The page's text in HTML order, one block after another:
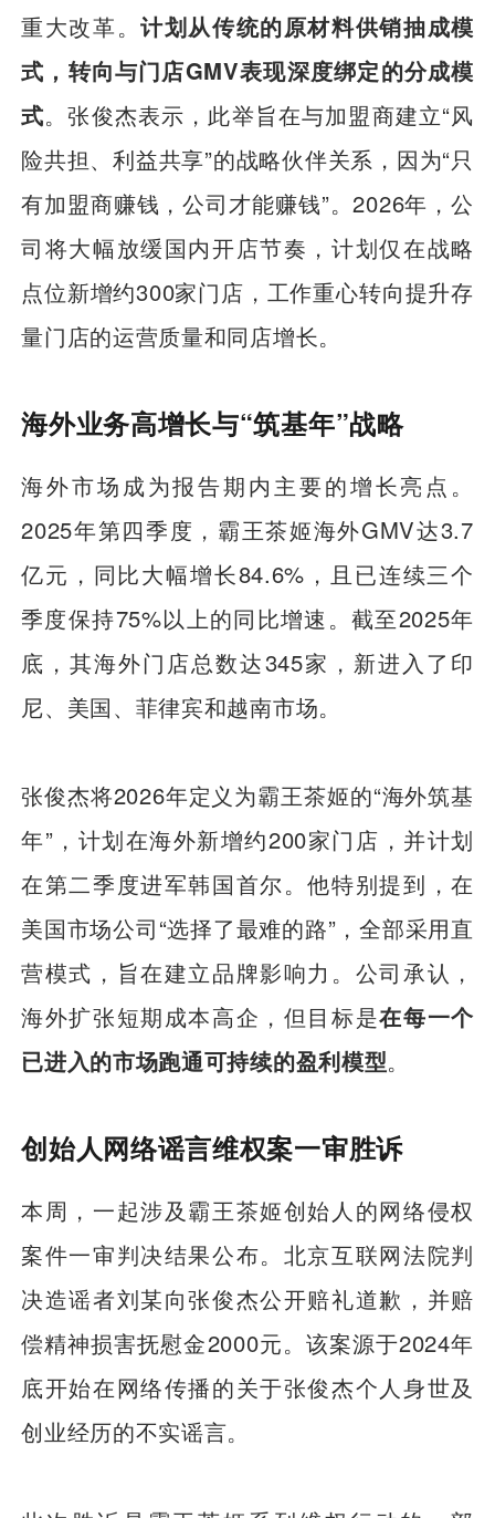
重大改革。计划从传统的原材料供销抽成模
式，转向与门店GMV表现深度绑定的分成模
式。张俊杰表示，此举旨在与加盟商建立“风
险共担、利益共享”的战略伙伴关系，因为“只
有加盟商赚钱，公司才能赚钱”。2026年，公
司将大幅放缓国内开店节奏，计划仅在战略
点位新增约300家门店，工作重心转向提升存
量门店的运营质量和同店增长。
海外业务高增长与“筑基年”战略
海外市场成为报告期内主要的增长亮点。
2025年第四季度，霸王茶姬海外GMV达3.7
亿元，同比大幅增长84.6%，且已连续三个
季度保持75%以上的同比增速。截至2025年
底，其海外门店总数达345家，新进入了印
尼、美国、菲律宾和越南市场。
张俊杰将2026年定义为霸王茶姬的“海外筑基
年”，计划在海外新增约200家门店，并计划
在第二季度进军韩国首尔。他特别提到，在
美国市场公司“选择了最难的路”，全部采用直
营模式，旨在建立品牌影响力。公司承认，
海外扩张短期成本高企，但目标是在每一个
已进入的市场跑通可持续的盈利模型。
创始人网络谣言维权案一审胜诉
本周，一起涉及霸王茶姬创始人的网络侵权
案件一审判决结果公布。北京互联网法院判
决造谣者刘某向张俊杰公开赔礼道歉，并赔
偿精神损害抚慰金2000元。该案源于2024年
底开始在网络传播的关于张俊杰个人身世及
创业经历的不实谣言。